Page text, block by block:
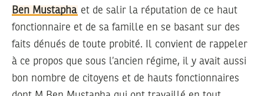
Ben Mustapha et de salir la réputation de ce haut
fonctionnaire et de sa famille en se basant sur des
faits dénués de toute probité. Il convient de rappeler
à ce propos que sous l’ancien régime, il y avait aussi
bon nombre de citoyens et de hauts fonctionnaires